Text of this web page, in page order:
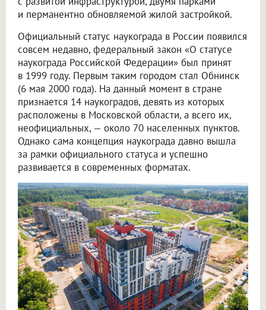
и перманентно обновляемой жилой застройкой.
Официальный статус наукограда в России появился
совсем недавно, федеральный закон «О статусе
наукограда Российской Федерации» был принят
в 1999 году. Первым таким городом стал Обнинск
(6 мая 2000 года). На данный момент в стране
признается 14 наукоградов, девять из которых
расположены в Московской области, а всего их,
неофициальных, — около 70 населенных пунктов.
Однако сама концепция наукограда давно вышла
за рамки официального статуса и успешно
развивается в современных форматах.